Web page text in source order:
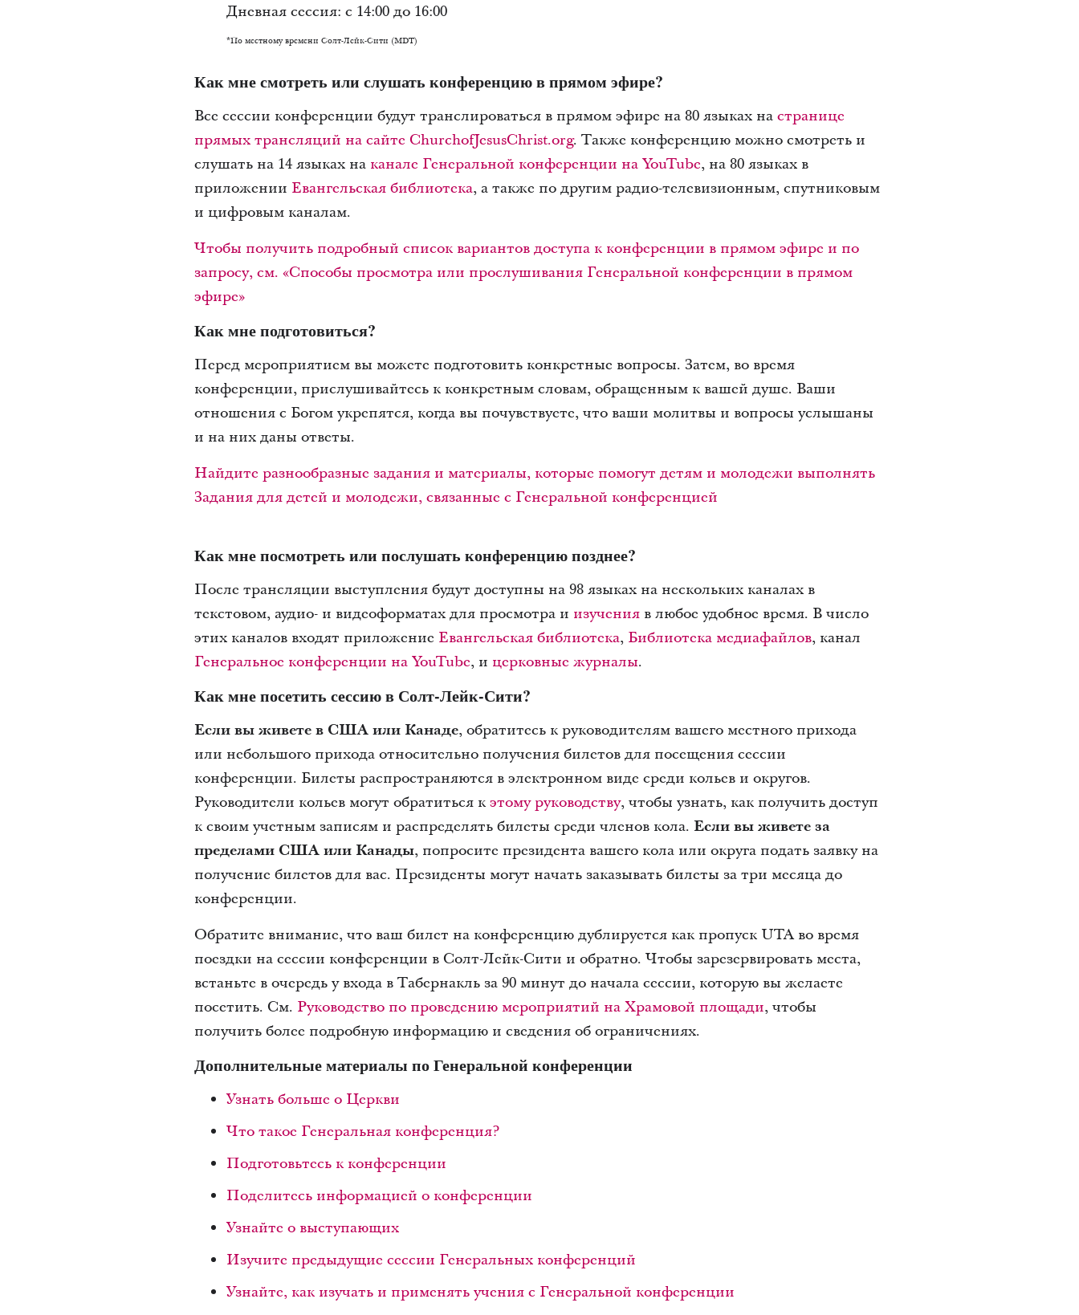
Дневная сессия: с 14:00 до 16:00
*По местному времени Солт-Лейк-Сити (MDT)
Как мне смотреть или слушать конференцию в прямом эфире?
Все сессии конференции будут транслироваться в прямом эфире на 80 языках на странице
прямых трансляций на сайте ChurchofJesusChrist.org. Также конференцию можно смотреть и
слушать на 14 языках на канале Генеральной конференции на YouTube, на 80 языках в
приложении Евангельская библиотека, а также по другим радио-телевизионным, спутниковым
и цифровым каналам.
Чтобы получить подробный список вариантов доступа к конференции в прямом эфире и по
запросу, см. «Способы просмотра или прослушивания Генеральной конференции в прямом
эфире»
Как мне подготовиться?
Перед мероприятием вы можете подготовить конкретные вопросы. Затем, во время
конференции, прислушивайтесь к конкретным словам, обращенным к вашей душе. Ваши
отношения с Богом укрепятся, когда вы почувствуете, что ваши молитвы и вопросы услышаны
и на них даны ответы.
Найдите разнообразные задания и материалы, которые помогут детям и молодежи выполнять
Задания для детей и молодежи, связанные с Генеральной конференцией
Как мне посмотреть или послушать конференцию позднее?
После трансляции выступления будут доступны на 98 языках на нескольких каналах в
текстовом, аудио- и видеоформатах для просмотра и изученияв любое удобное время. В число
этих каналов входят приложение Евангельская библиотека, Библиотека медиафайлов, канал
Генеральное конференции на YouTubе, и церковные журналы.
Как мне посетить сессию в Солт-Лейк-Сити?
Если вы живете в США или Канаде, обратитесь к руководителям вашего местного прихода
или небольшого прихода относительно получения билетов для посещения сессии
конференции. Билеты распространяются в электронном виде среди кольев и округов.
Руководители кольев могут обратиться к этому руководству, чтобы узнать, как получить доступ
к своим учетным записям и распределять билеты среди членов кола. Если вы живете за
пределами США или Канады, попросите президента вашего кола или округа подать заявку на
получение билетов для вас. Президенты могут начать заказывать билеты за три месяца до
конференции.
Обратите внимание, что ваш билет на конференцию дублируется как пропуск UTA во время
поездки на сессии конференции в Солт-Лейк-Сити и обратно. Чтобы зарезервировать места,
встаньте в очередь у входа в Табернакль за 90 минут до начала сессии, которую вы желаете
посетить. См. Руководство по проведению мероприятий на Храмовой площади, чтобы
получить более подробную информацию и сведения об ограничениях.
Дополнительные материалы по Генеральной конференции
Узнать больше о Церкви
Что такое Генеральная конференция?
Подготовьтесь к конференции
Поделитесь информацией о конференции
Узнайте о выступающих
Изучите предыдущие сессии Генеральных конференций
Узнайте, как изучать и применять учения с Генеральной конференции